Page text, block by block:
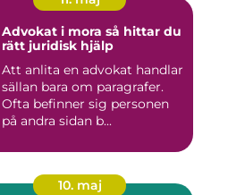
Advokat i mora så hittar du
rätt juridisk hjälp
Att anlita en advokat handlar
sällan bara om paragrafer.
Ofta befinner sig personen
på andra sidan b...
10. maj